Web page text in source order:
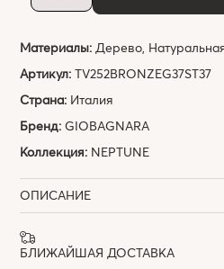
Материалы: Дерево,
Артикул:TV252BRONZEG37ST37
Страна: Италия
Бренд:GIOBAGNARA
Коллекция: NEPTUNE
ОПИСАНИЕ
БЛИЖАЙШАЯ ДОСТАВКА